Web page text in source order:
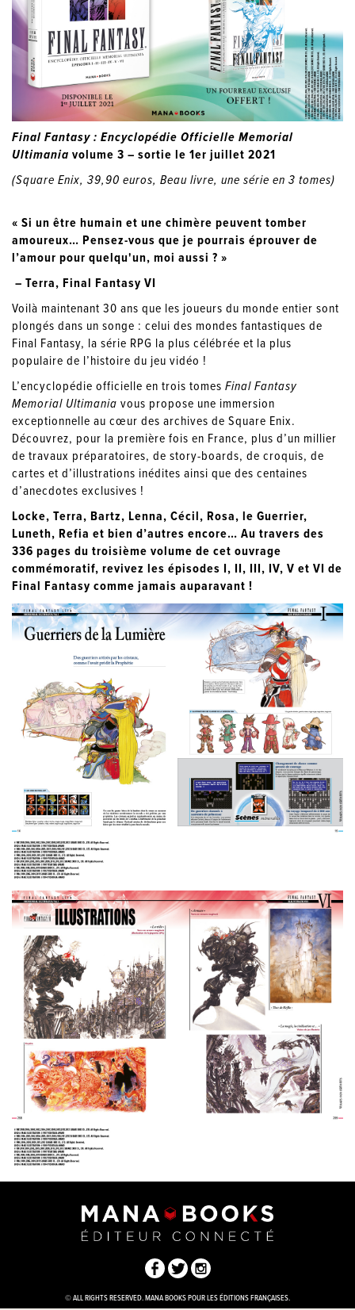
Final Fantasy : Encyclopédie Officielle Memorial
Ultimania volume 3 – sortie le 1er juillet 2021
(Square Enix, 39,90 euros, Beau livre, une série en 3 tomes)
« Si un être humain et une chimère peuvent tomber
amoureux… Pensez-vous que je pourrais éprouver de
l’amour pour quelqu'un, moi aussi ? »
– Terra, Final Fantasy VI
Voilà maintenant 30 ans que les joueurs du monde entier sont
plongés dans un songe : celui des mondes fantastiques de
Final Fantasy, la série RPG la plus célébrée et la plus
populaire de l’histoire du jeu vidéo !
L’encyclopédie officielle en trois tomes Final Fantasy
Memorial Ultimania vous propose une immersion
exceptionnelle au cœur des archives de Square Enix.
Découvrez, pour la première fois en France, plus d’un millier
de travaux préparatoires, de story-boards, de croquis, de
cartes et d’illustrations inédites ainsi que des centaines
d’anecdotes exclusives !
Locke, Terra, Bartz, Lenna, Cécil, Rosa, le Guerrier,
Luneth, Refia et bien d’autres encore… Au travers des
336 pages du troisième volume de cet ouvrage
commémoratif, revivez les épisodes I, II, III, IV, V et VI de
Final Fantasy comme jamais auparavant !
© ALL RIGHTS RESERVED. MANA BOOKS POUR LES ÉDITIONS FRANÇAISES.